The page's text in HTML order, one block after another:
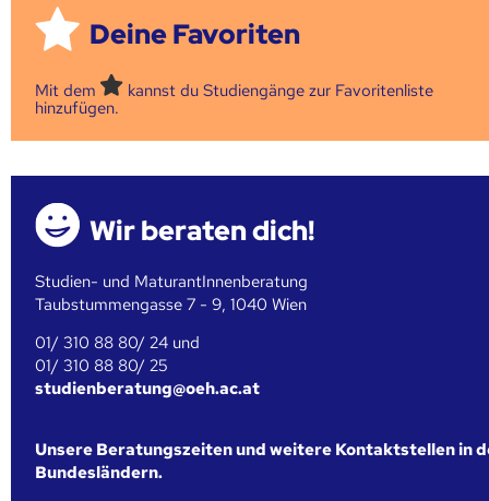
Deine Favoriten
Mit dem
kannst du Studiengänge zur Favoritenliste
hinzufügen.
Wir beraten dich!
Studien- und MaturantInnenberatung
Taubstummengasse 7 - 9, 1040 Wien
01/ 310 88 80/ 24 und
01/ 310 88 80/ 25
studienberatung@oeh.ac.at
Unsere Beratungszeiten und weitere Kontaktstellen in
Bundesländern.